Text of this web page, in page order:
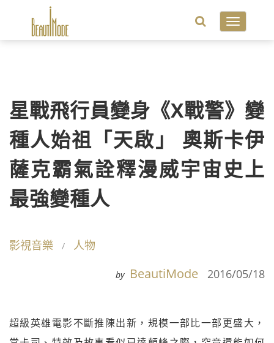
Toggle
星戰飛行員變身《X戰警》變
種人始祖「天啟」 奧斯卡伊
薩克霸氣詮釋漫威宇宙史上
最強變種人
影視音樂 人物
by BeautiMode 2016/05/18
超級英雄電影不斷推陳出新，規模一部比一部更盛大，